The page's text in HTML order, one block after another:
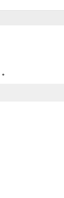
*